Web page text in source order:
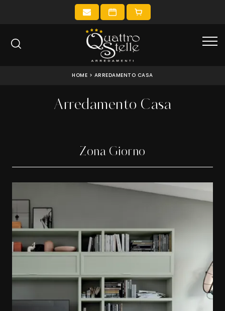
HOME > ARREDAMENTO CASA
Arredamento Casa
Zona Giorno